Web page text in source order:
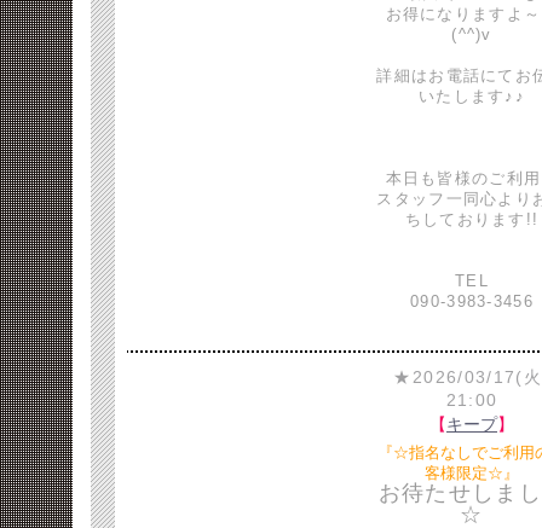
お得になりますよ
(^^)v
詳細はお電話にてお
いたします♪♪
本日も皆様のご利
スタッフ一同心より
ちしております!!
TEL
090-3983-3456
★2026/03/17(
21:00
【キープ】
『☆指名なしでご利用
客様限定☆』
お待たせしま
☆